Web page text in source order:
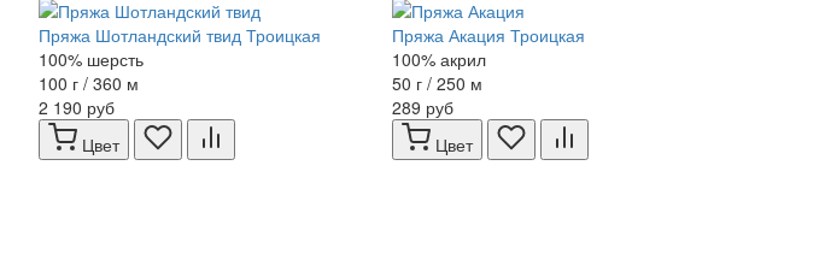
Пряжа Шотландский твид Троицкая
100% шерсть
100 г / 360 м
2 190 руб
Цвет
Пряжа Акация Троицкая
100% акрил
50 г / 250 м
289 руб
Цвет